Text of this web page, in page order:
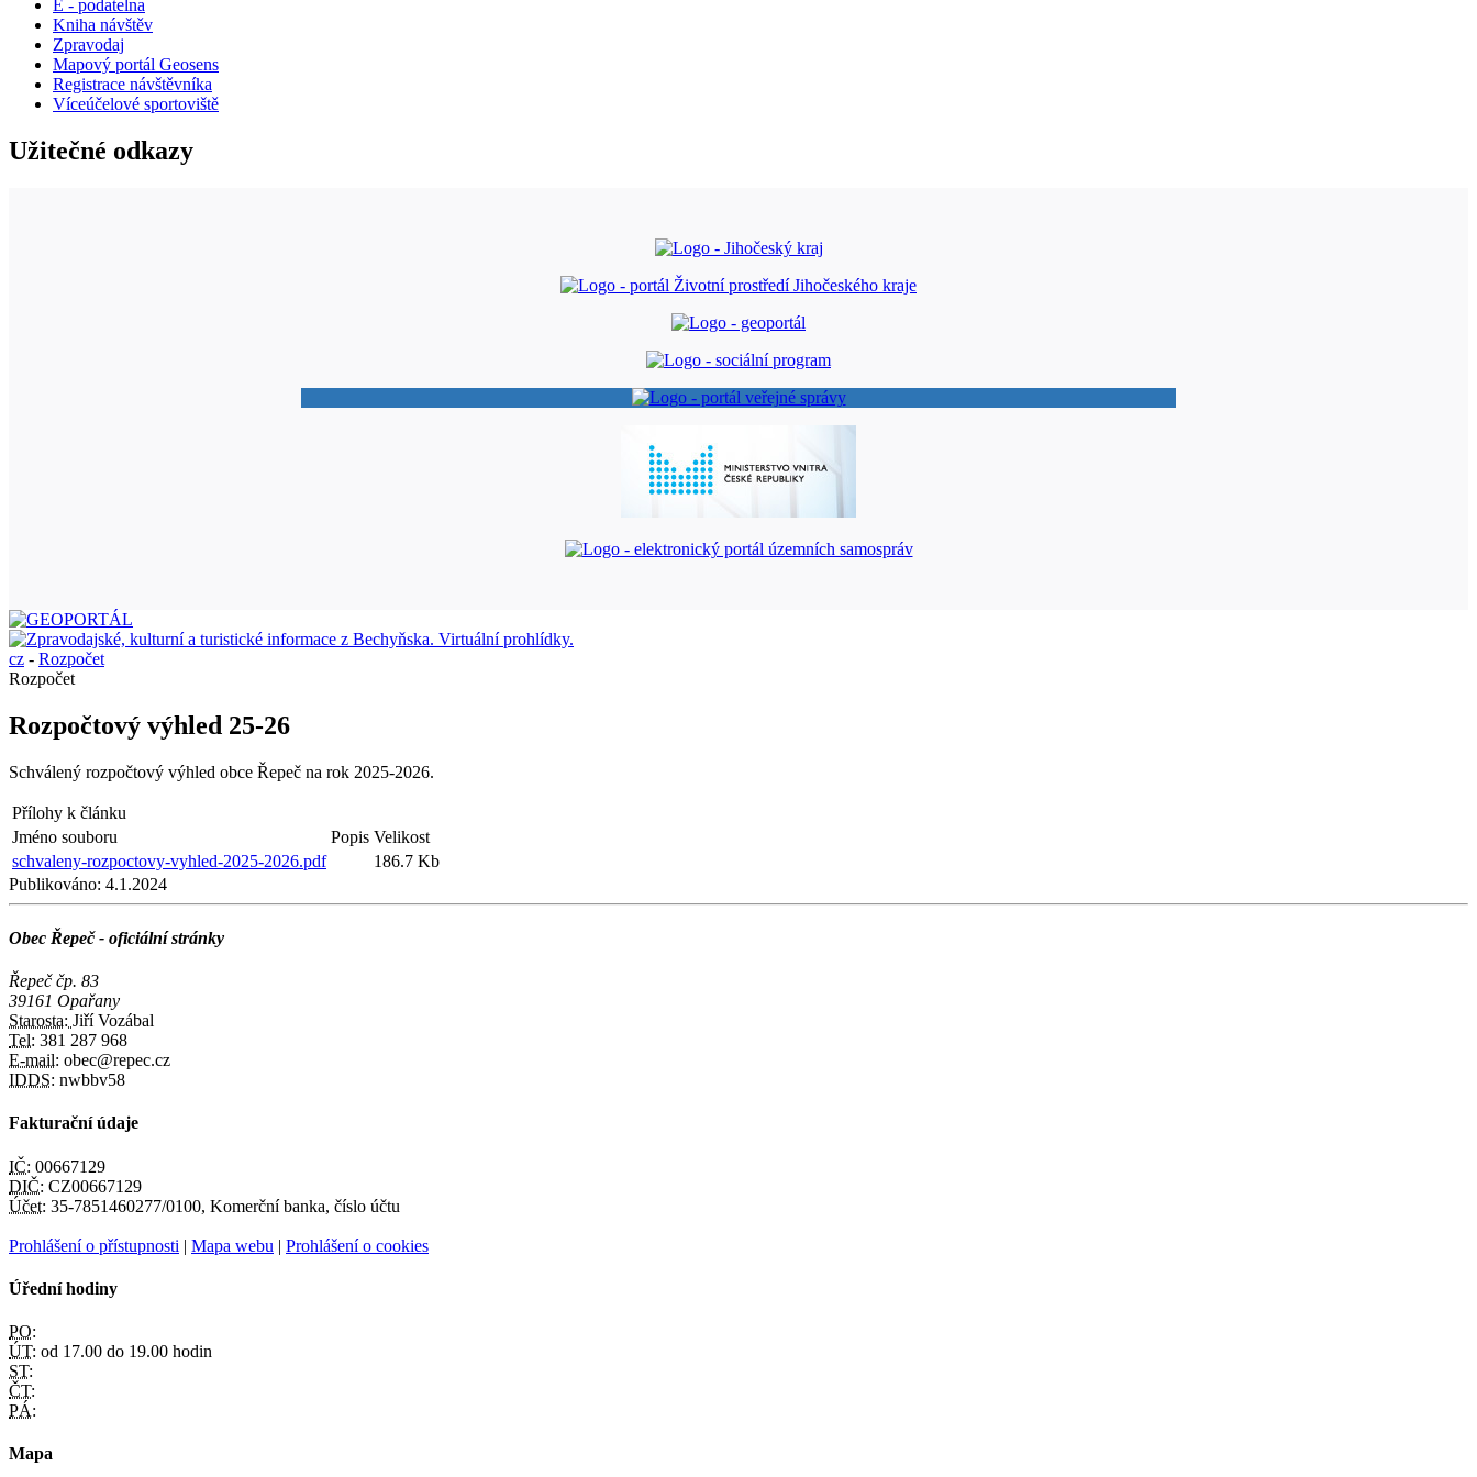
E - podatelna
Kniha návštěv
Zpravodaj
Mapový portál Geosens
Registrace návštěvníka
Víceúčelové sportoviště
Užitečné odkazy
cz - Rozpočet
Rozpočet
Rozpočtový výhled 25-26
Schválený rozpočtový výhled obce Řepeč na rok 2025-2026.
Přílohy k článku
Jméno souboru
Popis Velikost
schvaleny-rozpoctovy-vyhled-2025-2026.pdf
186.7 Kb
Publikováno: 4.1.2024
Obec Řepeč - oficiální stránky
Řepeč čp. 83
39161 Opařany
Starosta: Jiří Vozábal
Tel: 381 287 968
E-mail: obec@repec.cz
IDDS: nwbbv58
Fakturační údaje
IČ: 00667129
DIČ: CZ00667129
Účet: 35-7851460277/0100, Komerční banka, číslo účtu
Prohlášení o přístupnosti | Mapa webu | Prohlášení o cookies
Úřední hodiny
PO:
ÚT: od 17.00 do 19.00 hodin
ST:
ČT:
PÁ:
Mapa